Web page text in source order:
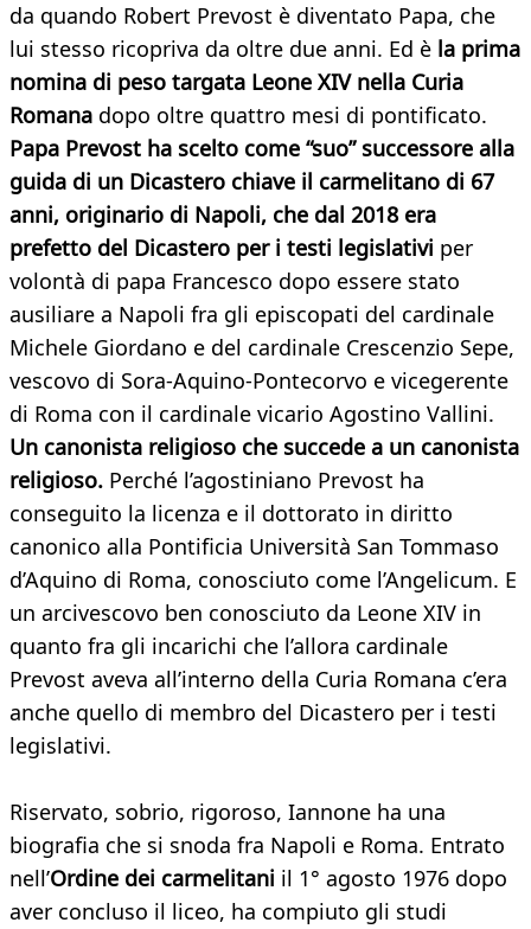
da quando Robert Prevost è diventato Papa, che
lui stesso ricopriva da oltre due anni. Ed è la prima
nomina di peso targata Leone XIV nella Curia
Romana dopo oltre quattro mesi di pontificato.
Papa Prevost ha scelto come “suo” successore alla
guida di un Dicastero chiave il carmelitano di 67
anni, originario di Napoli, che dal 2018 era
prefetto del Dicastero per i testi legislativi per
volontà di papa Francesco dopo essere stato
ausiliare a Napoli fra gli episcopati del cardinale
Michele Giordano e del cardinale Crescenzio Sepe,
vescovo di Sora-Aquino-Pontecorvo e vicegerente
di Roma con il cardinale vicario Agostino Vallini.
Un canonista religioso che succede a un canonista
religioso. Perché l’agostiniano Prevost ha
conseguito la licenza e il dottorato in diritto
canonico alla Pontificia Università San Tommaso
d’Aquino di Roma, conosciuto come l’Angelicum. E
un arcivescovo ben conosciuto da Leone XIV in
quanto fra gli incarichi che l’allora cardinale
Prevost aveva all’interno della Curia Romana c’era
anche quello di membro del Dicastero per i testi
legislativi.
Riservato, sobrio, rigoroso, Iannone ha una
biografia che si snoda fra Napoli e Roma. Entrato
nell’Ordine dei carmelitani il 1° agosto 1976 dopo
aver concluso il liceo, ha compiuto gli studi